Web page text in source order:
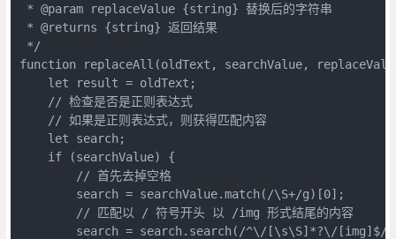
* @param replaceValue {string} 替换后的字符串
* @returns {string} 返回结果
*/
function replaceAll(oldText, searchValue,
    let result = oldText;
    // 检查是否是正则表达式
    // 如果是正则表达式，则获得匹配内容
    let search;
    if (searchValue) {
        // 首先去掉空格
        search = searchValue.match(/\S+/g)[0];
        // 匹配以 / 符号开头 以 /img 形式结尾的内容
search = search.search(/^\/[\s\S]*?\/[img]$/